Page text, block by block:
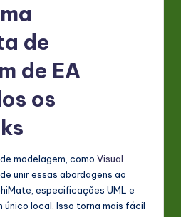
de
de EA
os
modelagem, como Visual
unir essas abordagens ao
especificações UML e
único local. Isso torna mais fácil